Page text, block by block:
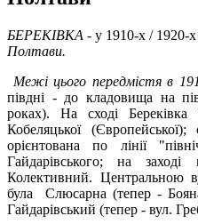
БЕРЕКІВКА - у 1910-х / 1920-х
Полтави.
Межі цього передмістя в
півдні - до кладовища на
роках). На сході
Кобеляцької
орієнтована по лінії
Гайдарівського; на
Колективний. Центральною
була Слюсарна (тепер -
Гайдарівський (тепер - вул.